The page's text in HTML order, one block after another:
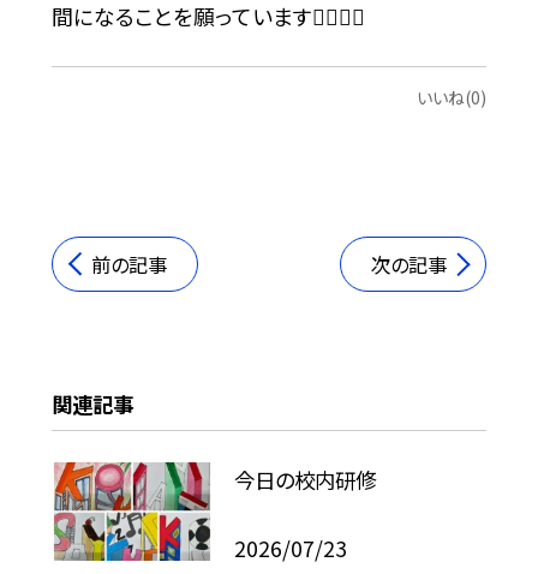
間になることを願っています🏊‍♂️🏊‍♀️
いいね(0)
前の記事 次の記事
関連記事
今日の校内研修
2026/07/23